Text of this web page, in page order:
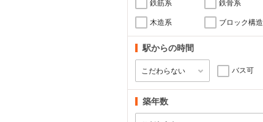
鉄筋系 鉄骨系
木造系 ブロック構造
駅からの時間
バス可
築年数